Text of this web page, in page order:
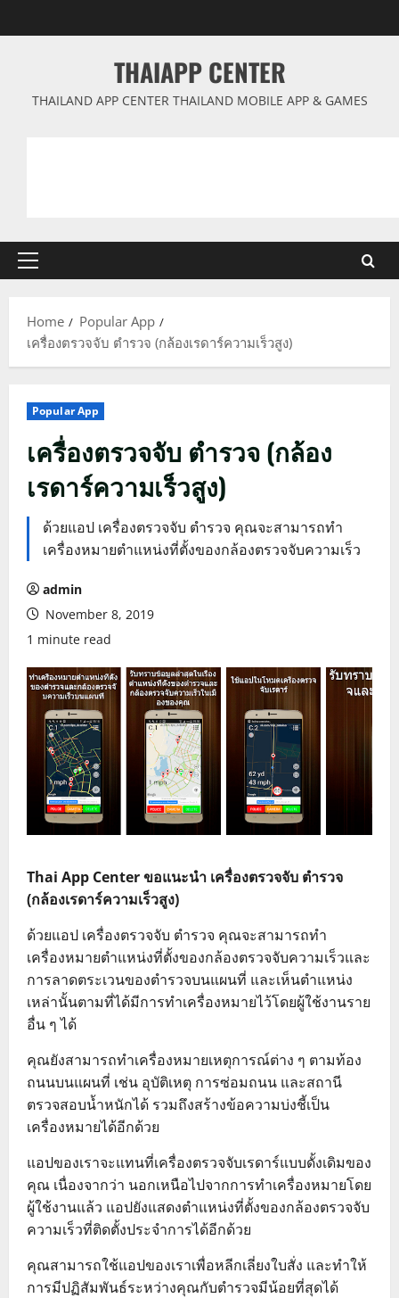
to
THAIAPP CENTER
THAILAND APP CENTER THAILAND MOBILE APP & GAMES
Primary
Home
Popular App
เครื่องตรวจจับ ตำรวจ (กล้องเรดาร์ความเร็วสูง)
Popular App
เครื่องตรวจจับ ตำรวจ (กล้อง
เรดาร์ความเร็วสูง)
ด้วยแอป เครื่องตรวจจับ ตำรวจ คุณจะสามารถทำ
เครื่องหมายตำแหน่งที่ตั้งของกล้องตรวจจับความเร็ว
admin
November 8, 2019
1 minute read
Thai App Center ขอแนะนำ เครื่องตรวจจับ ตำรวจ
(กล้องเรดาร์ความเร็วสูง)
ด้วยแอป เครื่องตรวจจับ ตำรวจ คุณจะสามารถทำ
เครื่องหมายตำแหน่งที่ตั้งของกล้องตรวจจับความเร็วและ
การลาดตระเวนของตำรวจบนแผนที่ และเห็นตำแหน่ง
เหล่านั้นตามที่ได้มีการทำเครื่องหมายไว้โดยผู้ใช้งานราย
อื่น ๆ ได้
คุณยังสามารถทำเครื่องหมายเหตุการณ์ต่าง ๆ ตามท้อง
ถนนบนแผนที่ เช่น อุบัติเหตุ การซ่อมถนน และสถานี
ตรวจสอบน้ำหนักได้ รวมถึงสร้างข้อความบ่งชี้เป็น
เครื่องหมายได้อีกด้วย
แอปของเราจะแทนที่เครื่องตรวจจับเรดาร์แบบดั้งเดิมของ
คุณ เนื่องจากว่า นอกเหนือไปจากการทำเครื่องหมายโดย
ผู้ใช้งานแล้ว แอปยังแสดงตำแหน่งที่ตั้งของกล้องตรวจจับ
ความเร็วที่ติดตั้งประจำการได้อีกด้วย
คุณสามารถใช้แอปของเราเพื่อหลีกเลี่ยงใบสั่ง และทำให้
การมีปฏิสัมพันธ์ระหว่างคุณกับตำรวจมีน้อยที่สุดได้